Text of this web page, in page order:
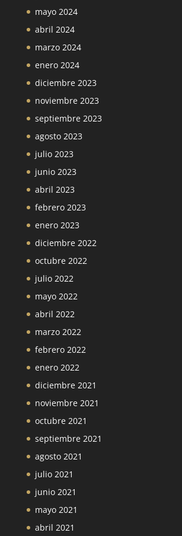
mayo 2024
abril 2024
marzo 2024
enero 2024
diciembre 2023
noviembre 2023
septiembre 2023
agosto 2023
julio 2023
junio 2023
abril 2023
febrero 2023
enero 2023
diciembre 2022
octubre 2022
julio 2022
mayo 2022
abril 2022
marzo 2022
febrero 2022
enero 2022
diciembre 2021
noviembre 2021
octubre 2021
septiembre 2021
agosto 2021
julio 2021
junio 2021
mayo 2021
abril 2021